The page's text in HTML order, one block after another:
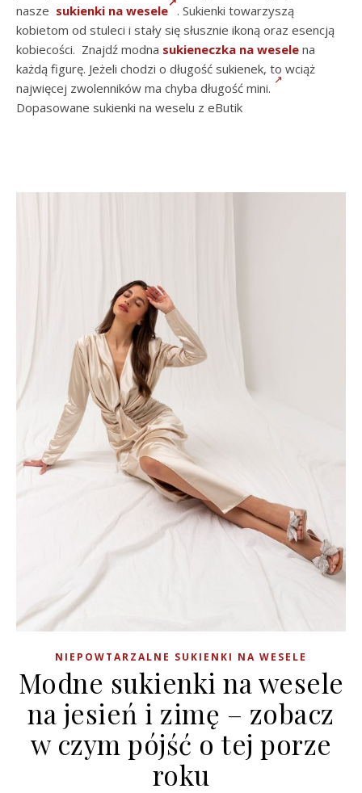
nasze sukienki na wesele . Sukienki towarzyszą
kobietom od stuleci i stały się słusznie ikoną oraz esencją
kobiecości. Znajdź modna sukieneczka na wesele na
każdą figurę. Jeżeli chodzi o długość sukienek, to wciąż
najwięcej zwolenników ma chyba długość mini.
Dopasowane sukienki na weselu z eButik
NIEPOWTARZALNE SUKIENKI NA WESELE
Modne sukienki na wesele
na jesień i zimę – zobacz
w czym pójść o tej porze
roku